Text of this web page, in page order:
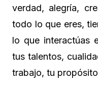
verdad, alegría,
todo lo que eres,
lo que interactúas
tus talentos,
trabajo, tu